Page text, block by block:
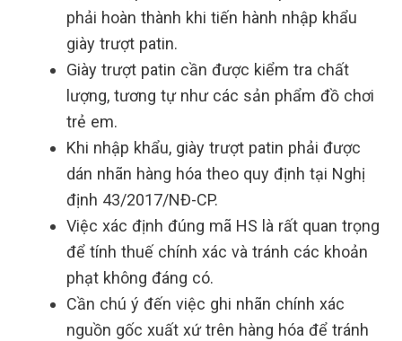
phải hoàn thành khi tiến hành nhập khẩu
giày trượt patin.
Giày trượt patin cần được kiểm tra chất
lượng, tương tự như các sản phẩm đồ chơi
trẻ em.
Khi nhập khẩu, giày trượt patin phải được
dán nhãn hàng hóa theo quy định tại Nghị
định 43/2017/NĐ-CP.
Việc xác định đúng mã HS là rất quan trọng
để tính thuế chính xác và tránh các khoản
phạt không đáng có.
Cần chú ý đến việc ghi nhãn chính xác
nguồn gốc xuất xứ trên hàng hóa để tránh